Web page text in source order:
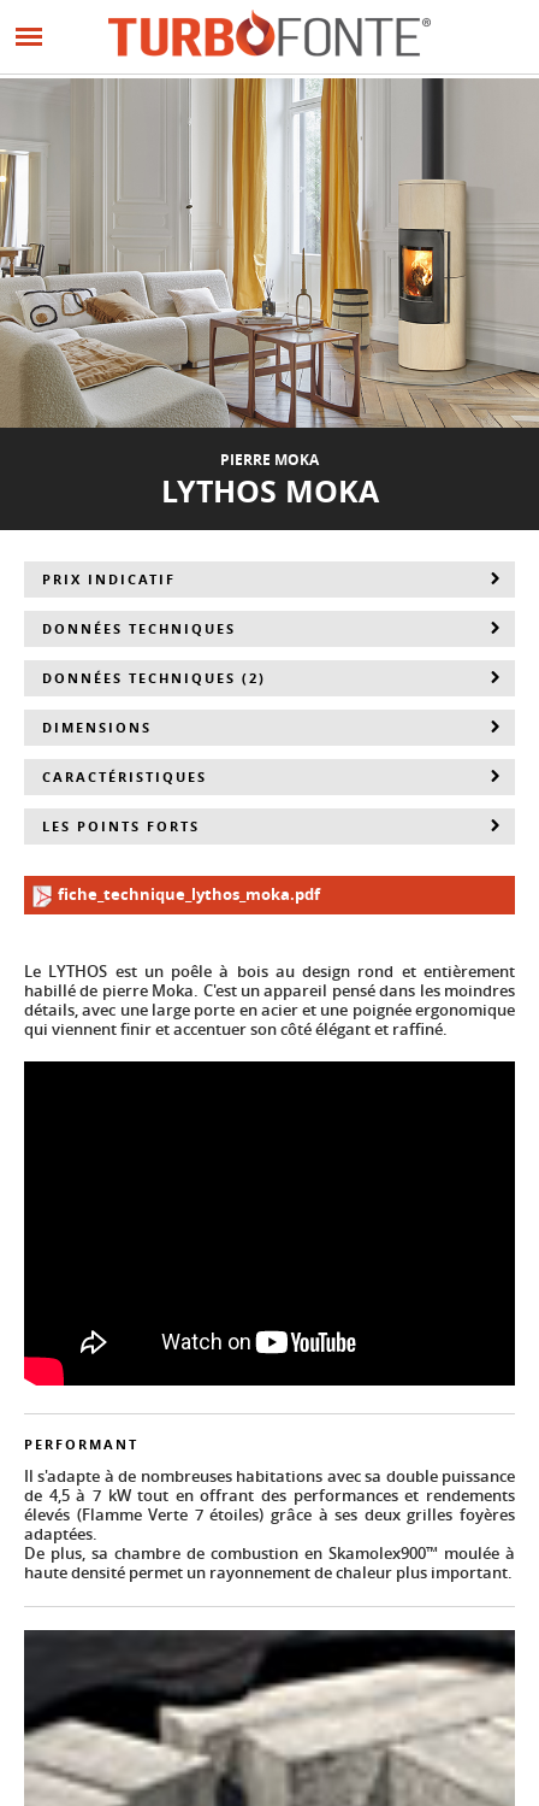
au
PIERRE MOKA
LYTHOS MOKA
Le LYTHOS est un poêle à bois au design rond et entièrement
habillé de pierre Moka. C'est un appareil pensé dans les moindres
détails, avec une large porte en acier et une poignée ergonomique
qui viennent finir et accentuer son côté élégant et raffiné.
PERFORMANT
Il s'adapte à de nombreuses habitations avec sa double puissance
de 4,5 à 7 kW tout en offrant des performances et rendements
élevés (Flamme Verte 7 étoiles) grâce à ses deux grilles foyères
adaptées.
De plus, sa chambre de combustion en Skamolex900™ moulée à
haute densité permet un rayonnement de chaleur plus important.
PRIX INDICATIF
DONNÉES TECHNIQUES
DONNÉES TECHNIQUES (2)
DIMENSIONS
CARACTÉRISTIQUES
LES POINTS FORTS
fiche_technique_lythos_moka.pdf
Panneau de gestion des cookies